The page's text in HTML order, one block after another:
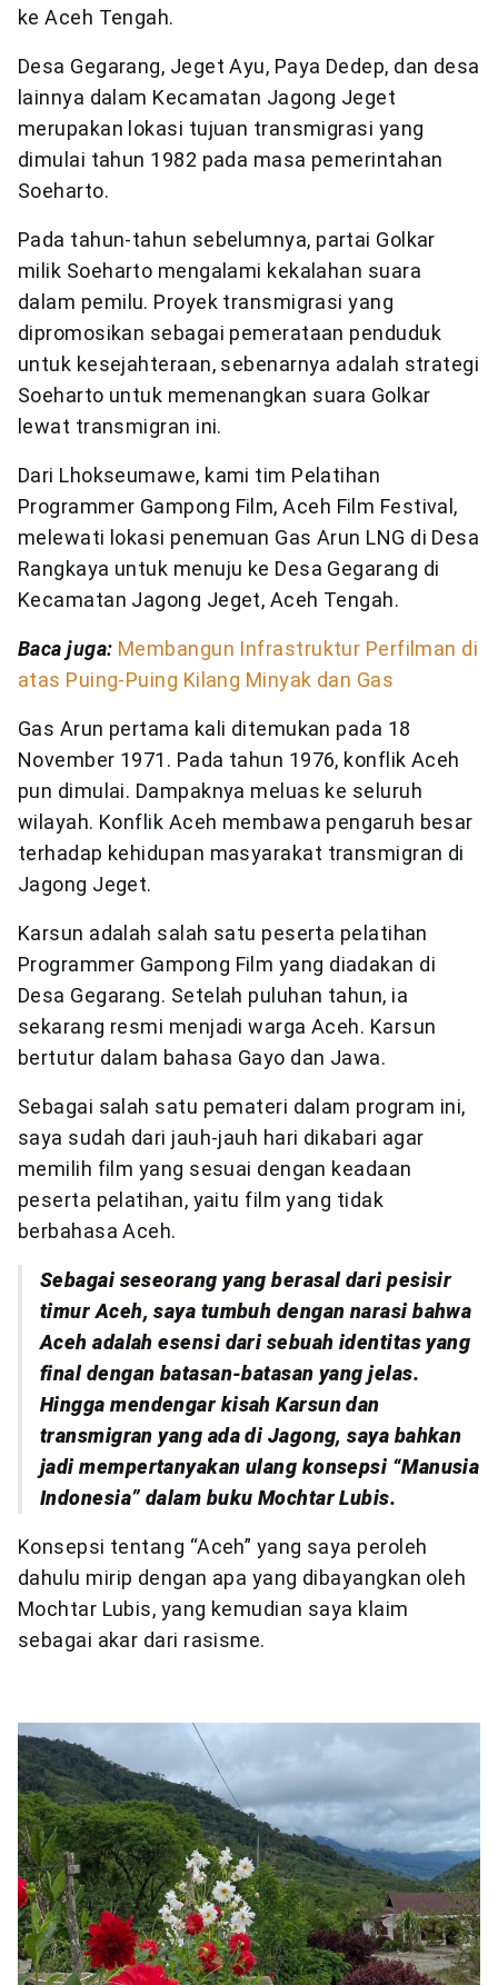
ke Aceh Tengah.
Desa Gegarang, Jeget Ayu, Paya Dedep, dan desa
lainnya dalam Kecamatan Jagong Jeget
merupakan lokasi tujuan transmigrasi yang
dimulai tahun 1982 pada masa pemerintahan
Soeharto.
Pada tahun-tahun sebelumnya, partai Golkar
milik Soeharto mengalami kekalahan suara
dalam pemilu. Proyek transmigrasi yang
dipromosikan sebagai pemerataan penduduk
untuk kesejahteraan, sebenarnya adalah strategi
Soeharto untuk memenangkan suara Golkar
lewat transmigran ini.
Dari Lhokseumawe, kami tim Pelatihan
Programmer Gampong Film, Aceh Film Festival,
melewati lokasi penemuan Gas Arun LNG di Desa
Rangkaya untuk menuju ke Desa Gegarang di
Kecamatan Jagong Jeget, Aceh Tengah.
Baca juga: Membangun Infrastruktur Perfilman di
atas Puing-Puing Kilang Minyak dan Gas
Gas Arun pertama kali ditemukan pada 18
November 1971. Pada tahun 1976, konflik Aceh
pun dimulai. Dampaknya meluas ke seluruh
wilayah. Konflik Aceh membawa pengaruh besar
terhadap kehidupan masyarakat transmigran di
Jagong Jeget.
Karsun adalah salah satu peserta pelatihan
Programmer Gampong Film yang diadakan di
Desa Gegarang. Setelah puluhan tahun, ia
sekarang resmi menjadi warga Aceh. Karsun
bertutur dalam bahasa Gayo dan Jawa.
Sebagai salah satu pemateri dalam program ini,
saya sudah dari jauh-jauh hari dikabari agar
memilih film yang sesuai dengan keadaan
peserta pelatihan, yaitu film yang tidak
berbahasa Aceh.
Sebagai seseorang yang berasal dari pesisir
timur Aceh, saya tumbuh dengan narasi bahwa
Aceh adalah esensi dari sebuah identitas yang
final dengan batasan-batasan yang jelas.
Hingga mendengar kisah Karsun dan
transmigran yang ada di Jagong, saya bahkan
jadi mempertanyakan ulang konsepsi “Manusia
Indonesia” dalam buku Mochtar Lubis.
Konsepsi tentang “Aceh” yang saya peroleh
dahulu mirip dengan apa yang dibayangkan oleh
Mochtar Lubis, yang kemudian saya klaim
sebagai akar dari rasisme.